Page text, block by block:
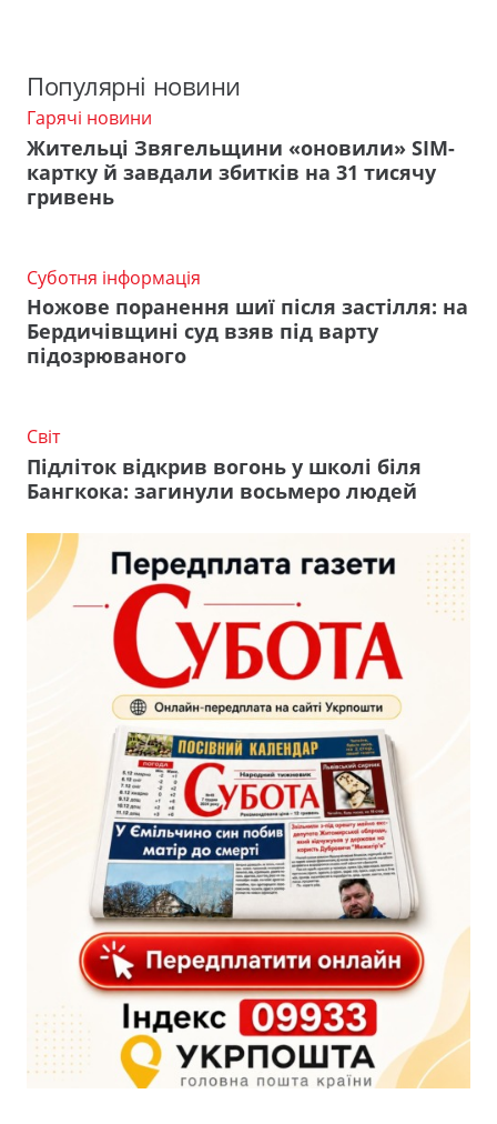
Популярні новини
Гарячі новини
Жительці Звягельщини «оновили» SIM-
картку й завдали збитків на 31 тисячу
гривень
Суботня інформація
Ножове поранення шиї після застілля: на
Бердичівщині суд взяв під варту
підозрюваного
Світ
Підліток відкрив вогонь у школі біля
Бангкока: загинули восьмеро людей